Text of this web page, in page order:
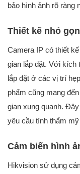
bảo hình ảnh rõ ràng
Thiết kế nhỏ
Camera IP có thiết
gian lắp đặt. Với kích
lắp đặt ở các vị trí
phẩm cũng mang
gian xung quanh.
yêu cầu tính thẩm
Cảm biến hình
Hikvision sử dụng